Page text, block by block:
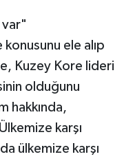
var"
ele alıp
Kuzey Kore lideri
olduğunu
hakkında,
karşı
ülkemize karşı